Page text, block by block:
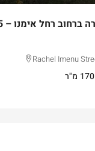
ונגישה במלואה
Hizkiyahu HaMelech
מ"ר